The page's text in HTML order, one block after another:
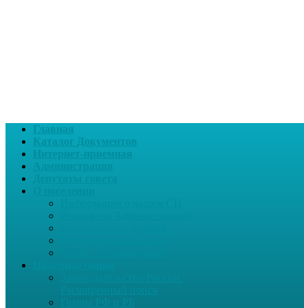
Главная
Каталог Документов